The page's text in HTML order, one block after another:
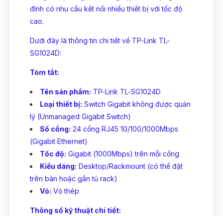
đình có nhu cầu kết nối nhiều thiết bị với tốc độ
cao.
Dưới đây là thông tin chi tiết về TP-Link TL-
SG1024D:
Tóm tắt:
Tên sản phẩm: TP-Link TL-SG1024D
Loại thiết bị: Switch Gigabit không được quản
lý (Unmanaged Gigabit Switch)
Số cổng: 24 cổng RJ45 10/100/1000Mbps
(Gigabit Ethernet)
Tốc độ: Gigabit (1000Mbps) trên mỗi cổng
Kiểu dáng: Desktop/Rackmount (có thể đặt
trên bàn hoặc gắn tủ rack)
Vỏ: Vỏ thép
Thông số kỹ thuật chi tiết: